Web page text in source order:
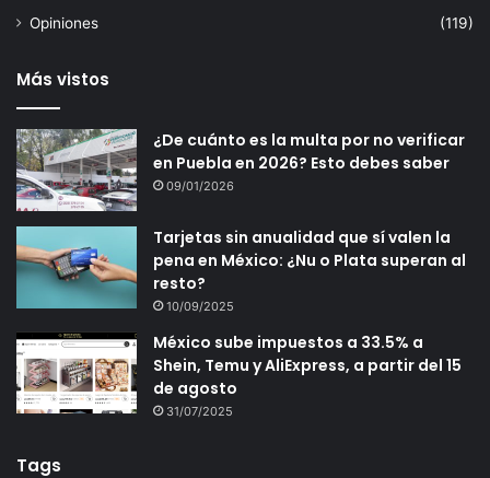
Opiniones (119)
Más vistos
¿De cuánto es la multa por no verificar
en Puebla en 2026? Esto debes saber
09/01/2026
Tarjetas sin anualidad que sí valen la
pena en México: ¿Nu o Plata superan al
resto?
10/09/2025
México sube impuestos a 33.5% a
Shein, Temu y AliExpress, a partir del 15
de agosto
31/07/2025
Tags